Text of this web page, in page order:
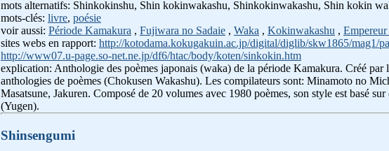
mots alternatifs: Shinkokinshu, Shin kokinwakashu, Shinkokinwakashu, Shin kokin
mots-clés: livre, poésie
voir aussi: Période Kamakura , Fujiwara no Sadaie , Waka , Kokinwakashu ,
sites webs en rapport: http://kotodama.kokugakuin.ac.jp/digital/diglib/skw1865/mag1/
http://www07.u-page.so-net.ne.jp/df6/htac/body/koten/sinkokin.htm
explication: Anthologie des poèmes japonais (waka) de la période Kamakura. Créé
anthologies de poèmes (Chokusen Wakashu). Les compilateurs sont: Minamoto no
Masatsune, Jakuren. Composé de 20 volumes avec 1980 poèmes, son style est basé
(Yugen).
Shinsengumi